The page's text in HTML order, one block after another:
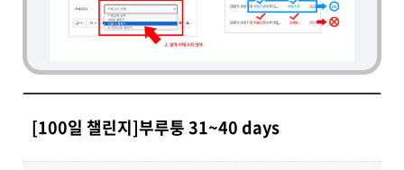
[100일 챌린지]부루퉁 31~40 days